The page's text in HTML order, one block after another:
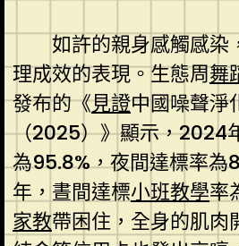
如許的親身感觸感染
理成效的表現。生態周舞
發布的《見證中國噪聲淨
（2025）》顯示，2024
為95.8%，夜間達標率為
年，晝間達標小班教學率
家教帶困住，全身的肌肉